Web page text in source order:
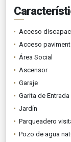
Acceso
Acceso
Área Social
Ascensor
Garaje
Garita de Entrada
Jardín
Parqueadero
Pozo de agua